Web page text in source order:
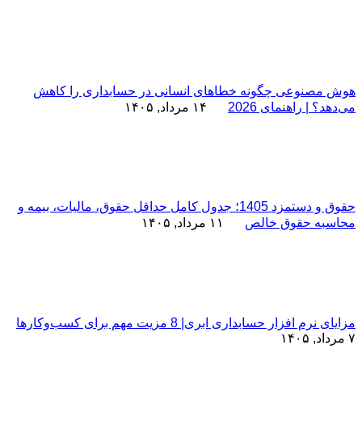
هوش مصنوعی چگونه خطاهای انسانی در حسابداری را کاهش
می‌دهد؟ | راهنمای 2026
حقوق و دستمزد 1405؛ جدول کامل حداقل حقوق، مالیات، بیمه و
محاسبه حقوق خالص
مزایای نرم افزار حسابداری ابری| 8 مزیت مهم برای کسب‌وکارها